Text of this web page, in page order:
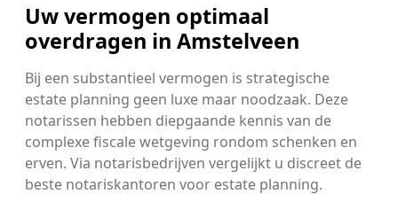
Uw vermogen optimaal
overdragen in Amstelveen
Bij een substantieel vermogen is strategische
estate planning geen luxe maar noodzaak. Deze
notarissen hebben diepgaande kennis van de
complexe fiscale wetgeving rondom schenken en
erven. Via notarisbedrijven vergelijkt u discreet de
beste notariskantoren voor estate planning.